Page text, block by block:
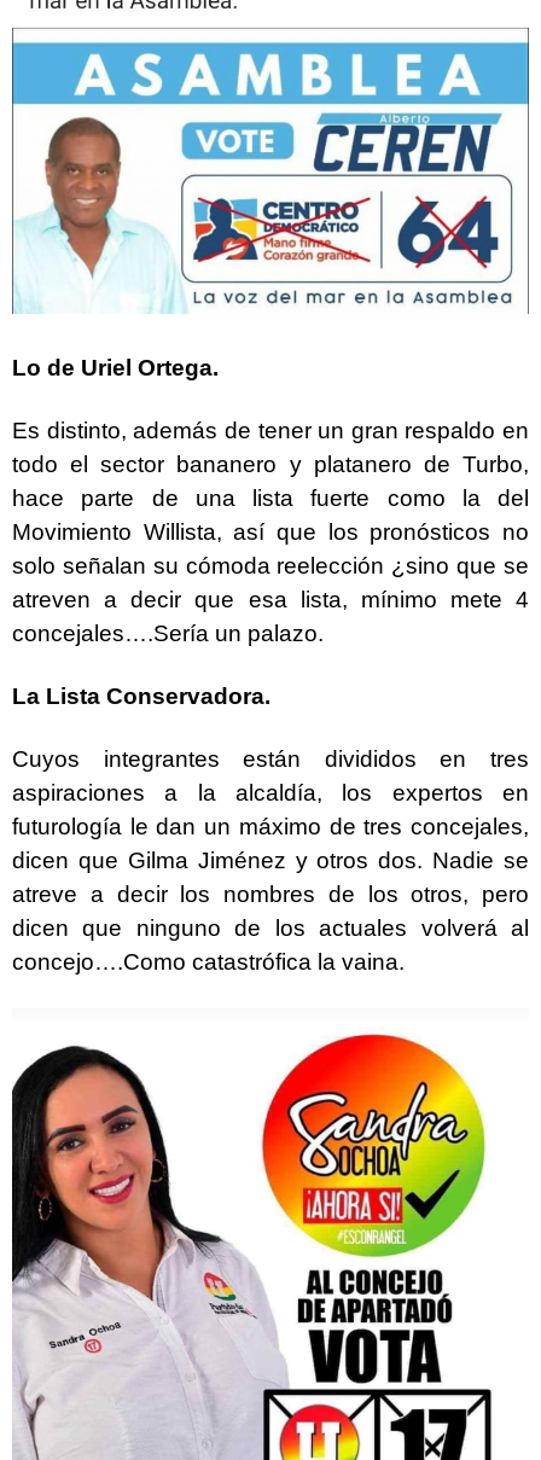
Lo de Uriel Ortega.
Es distinto, además de tener un gran respaldo en
todo el sector bananero y platanero de Turbo,
hace parte de una lista fuerte como la del
Movimiento Willista, así que los pronósticos no
solo señalan su cómoda reelección ¿sino que se
atreven a decir que esa lista, mínimo mete 4
concejales….Sería un palazo.
La Lista Conservadora.
Cuyos integrantes están divididos en tres
aspiraciones a la alcaldía, los expertos en
futurología le dan un máximo de tres concejales,
dicen que Gilma Jiménez y otros dos. Nadie se
atreve a decir los nombres de los otros, pero
dicen que ninguno de los actuales volverá al
concejo….Como catastrófica la vaina.